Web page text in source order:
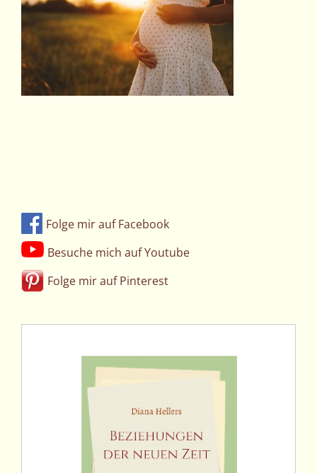
Folge mir auf Facebook
Besuche mich auf Youtube
Folge mir auf Pinterest